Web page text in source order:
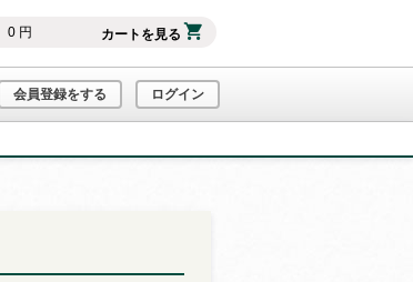
0円 カートを見る
会員登録をする ログイン